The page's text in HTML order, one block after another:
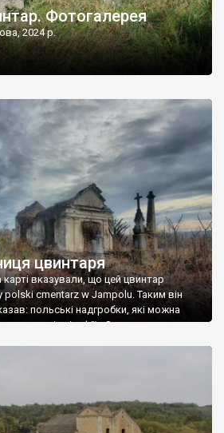
Фотогалерея
2024 р.
цвинтаря
карті вказували, що цей цвинтар
cmentarz w Jampolu. Таким він
польські надгробки, які можна
польські епітафії… Загалом цвинтар